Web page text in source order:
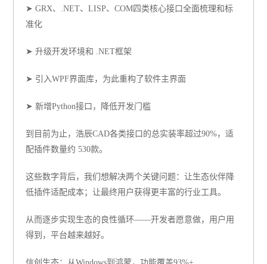
➤ GRX、.NET、LISP、COM四类核心接口全面梳理和标
准化
➤ 升级开发环境和 .NET框架
➤ 引入WPF界面库，为此重构了软件主界面
➤ 新增Python接口，降低开发门槛
到目前为止，浩辰CAD各类接口的总实装率超过90%，适
配插件数量约 530款。
这些数字背后，我们想解决两个关键问题：让生态伙伴降
低插件适配成本；让最终用户获得更丰富的行业工具。
从而逐步实现生态的良性循环——开发者愿意做，用户用
得到，平台越来越好。